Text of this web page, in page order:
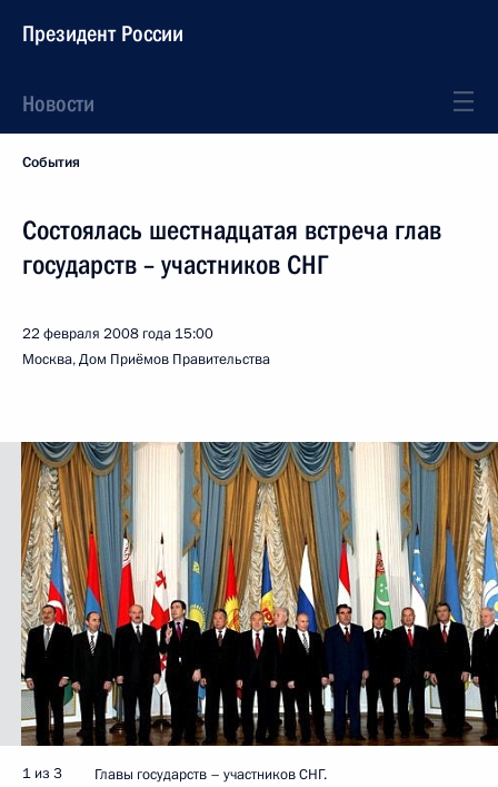
Президент России
Новости
События
Состоялась шестнадцатая встреча глав
государств – участников СНГ
22 февраля 2008 года 15:00
Москва, Дом Приёмов Правительства
1 из 3 Главы государств – участников СНГ.